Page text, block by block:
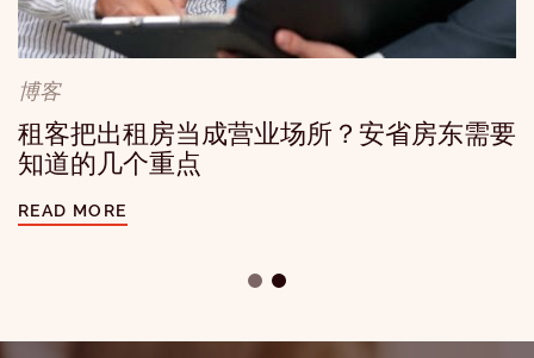
一宗赔偿3万加元的真实案例：房东千万别
忽视租客的无障碍需求
READ MORE
博客
租客把出租房当成营业场所？安省房东需要
知道的几个重点
READ MORE